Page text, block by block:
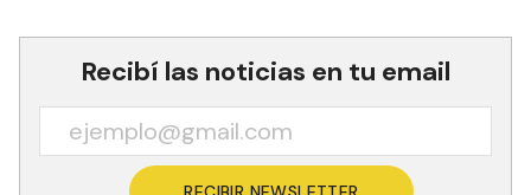
Recibí las noticias en tu email